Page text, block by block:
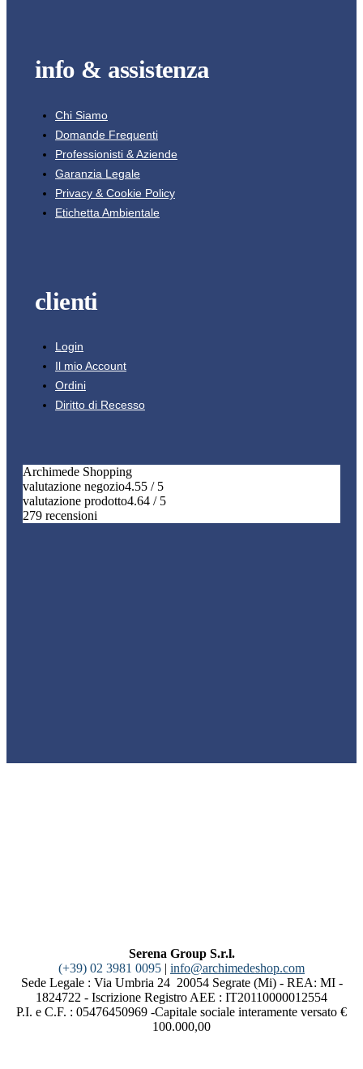
info & assistenza
Chi Siamo
Domande Frequenti
Professionisti & Aziende
Garanzia Legale
Privacy & Cookie Policy
Etichetta Ambientale
clienti
Login
Il mio Account
Ordini
Diritto di Recesso
Archimede Shopping
valutazione negozio4.55 / 5
valutazione prodotto4.64 / 5
279 recensioni
Serena Group S.r.l.
(+39) 02 3981 0095 | info@archimedeshop.com
Sede Legale : Via Umbria 24 20054 Segrate (Mi) - REA: MI -
1824722 - Iscrizione Registro AEE : IT20110000012554
P.I. e C.F. : 05476450969 -Capitale sociale interamente versato €
100.000,00